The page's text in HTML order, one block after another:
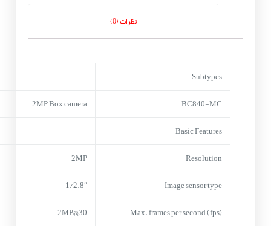
نظرات (0)
Subtypes
BC840-MC
2MP Box camera
Basic Features
Resolution
2MP
Image sensor type
1/2.8″
Max. frames per second (fps)
30@2MP